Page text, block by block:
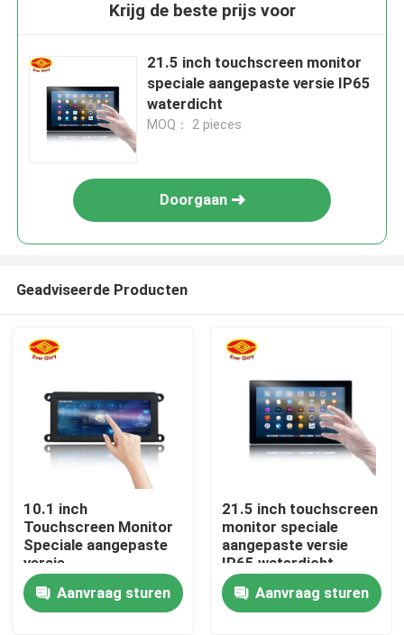
Producten
Videos
Krijg de beste prijs voor
21.5 inch touchscreen monitor
speciale aangepaste versie IP65
waterdicht
MOQ： 2 pieces
Doorgaan
Geadviseerde Producten
10.1 inch
Touchscreen Monitor
Speciale aangepaste
versie
Aanvraag sturen
21.5 inch touchscreen
monitor speciale
aangepaste versie
IP65 waterdicht
Aanvraag sturen